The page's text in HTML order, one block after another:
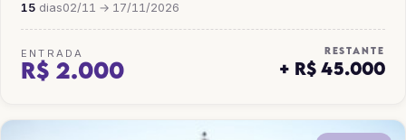
15 dias02/11 → 17/11/2026
ENTRADA
R$ 2.000
RESTANTE
+ R$ 45.000